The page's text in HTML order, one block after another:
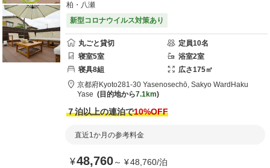
柏・八瀬
新型コロナウイルス対策あり
丸ごと貸切 定員10名
寝室5室 浴室2室
寝具8組 広さ175㎡
京都府Kyoto281-30 Yasenosechō, Sakyo Ward Haku
Yase
目的地から7.1km
７泊以上の連泊で10%OFF
直近1か月の参考料金
¥48,760～ ¥48,760/泊